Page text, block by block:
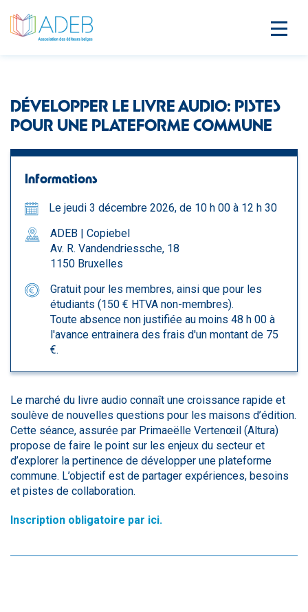
DÉVELOPPER LE LIVRE AUDIO: PISTES
POUR UNE PLATEFORME COMMUNE
Le marché du livre audio connaît une croissance rapide et
soulève de nouvelles questions pour les maisons d’édition.
Cette séance, assurée par Primaeëlle Vertenœil (Altura)
propose de faire le point sur les enjeux du secteur et
d’explorer la pertinence de développer une plateforme
commune. L’objectif est de partager expériences, besoins
et pistes de collaboration.
Inscription obligatoire par ici.
Informations
Le jeudi 3 décembre 2026, de 10 h 00 à 12 h 30
ADEB | Copiebel
Av. R. Vandendriessche, 18
1150 Bruxelles
Gratuit pour les membres, ainsi que pour les
étudiants (150 € HTVA non-membres).
Toute absence non justifiée au moins 48 h 00 à
l'avance entrainera des frais d'un montant de 75
€.